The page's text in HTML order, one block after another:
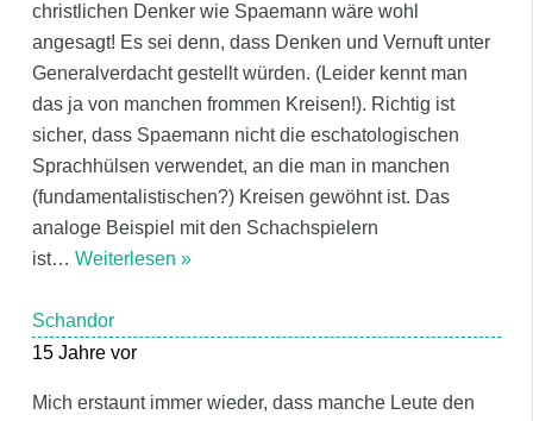
christlichen Denker wie Spaemann wäre wohl
angesagt! Es sei denn, dass Denken und Vernuft unter
Generalverdacht gestellt würden. (Leider kennt man
das ja von manchen frommen Kreisen!). Richtig ist
sicher, dass Spaemann nicht die eschatologischen
Sprachhülsen verwendet, an die man in manchen
(fundamentalistischen?) Kreisen gewöhnt ist. Das
analoge Beispiel mit den Schachspielern
ist… Weiterlesen »
Schandor
15 Jahre vor
Mich erstaunt immer wieder, dass manche Leute den